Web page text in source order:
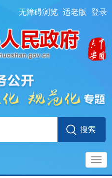
无障碍浏览 适老版 登录